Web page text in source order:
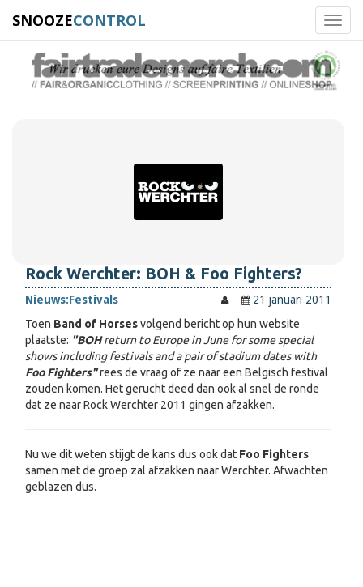
SNOOZECONTROL
Rock Werchter: BOH & Foo Fighters?
Nieuws:Festivals
21 januari 2011
Toen Band of Horsesvolgend bericht op hun website
plaatste: "BOHreturn to Europe in June for some special
shows including festivals and a pair of stadium dates with
Foo Fighters"rees de vraag of ze naar een Belgisch festival
zouden komen. Het gerucht deed dan ook al snel de ronde
dat ze naar Rock Werchter 2011 gingen afzakken.
Nu we dit weten stijgt de kans dus ook dat Foo Fighters
samen met de groep zal afzakken naar Werchter. Afwachten
geblazen dus.